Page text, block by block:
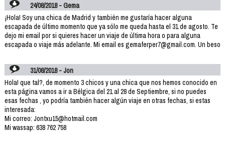
24/08/2018 - Gema
¡Hola! Soy una chica de Madrid y también me gustaría hacer alguna
escapada de último momento que ya sólo me queda hasta el 31 de agosto. Te
dejo mi email por si quieres hacer un viaje de última hora o para alguna
escapada o viaje más adelante. Mi email es gemaferper7@gmail.com. Un beso
31/08/2018 - Jon
Hola! que tal?, de momento 3 chicos y una chica que nos hemos conocido en
esta página vamos a ir a Bélgica del 21 al 28 de Septiembre, si no puedes
esas fechas , yo podría también hacer algún viaje en otras fechas, si estas
interesada:
Mi correo: Jontxu15@hotmail.com
Mi wassap: 638 762 758